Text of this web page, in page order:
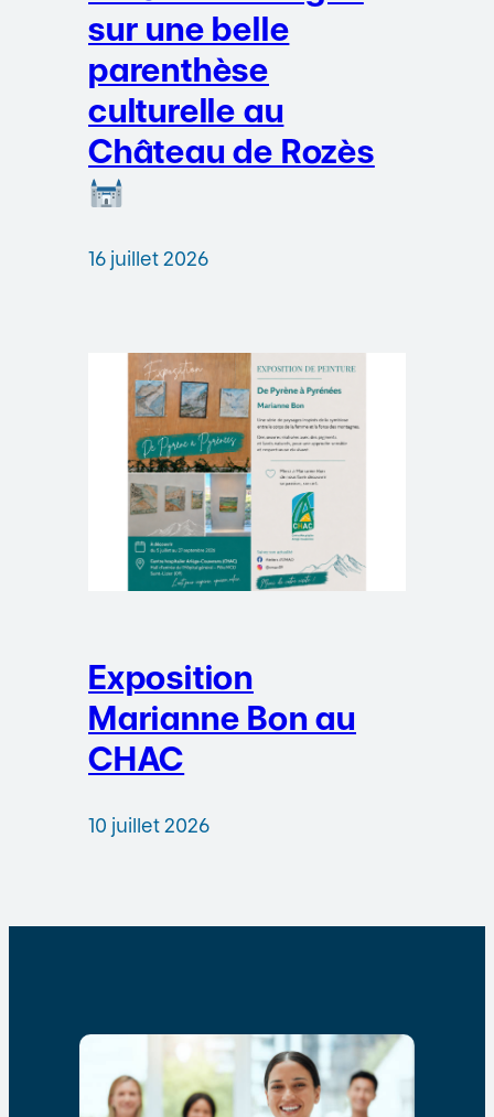
sur une belle
parenthèse
culturelle au
Château de Rozès
16 juillet 2026
Exposition
Marianne Bon au
CHAC
10 juillet 2026